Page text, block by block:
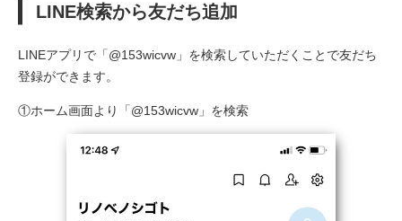
LINE検索から友だち追加
LINEアプリで「@153wicvw」を検索していただくことで友だち
登録ができます。
①ホーム画面より「@153wicvw」を検索